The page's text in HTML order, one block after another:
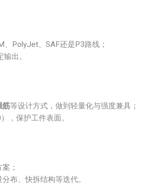
PolyJet、SAF还是P3路线；
出。
筋等设计方式，做到轻量化与强度兼具；
，保护工件表面。
；
布、快拆结构等迭代。